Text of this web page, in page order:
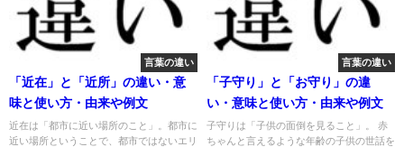
言葉の違い
「近在」と「近所」の違い・意
味と使い方・由来や例文
近在は「都市に近い場所のこと」。都市に
近い場所ということで、都市ではないエリ
言葉の違い
「子守り」と「お守り」の違
い・意味と使い方・由来や例文
子守りは「子供の面倒を見ること」。 赤
ちゃんと言えるような年齢の子供の世話を